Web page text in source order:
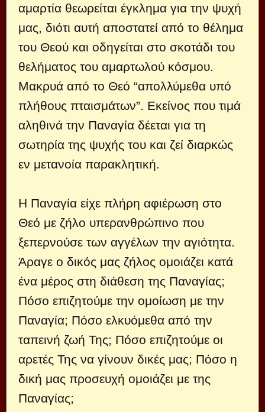
αμαρτία θεωρείται έγκλημα για την ψυχή
μας, διότι αυτή αποστατεί από το θέλημα
του Θεού και οδηγείται στο σκοτάδι του
θελήματος του αμαρτωλού κόσμου.
Μακρυά από το Θεό “απολλύμεθα υπό
πλήθους πταισμάτων”. Εκείνος που τιμά
αληθινά την Παναγία δέεται για τη
σωτηρία της ψυχής του και ζεί διαρκώς
εν μετανοία παρακλητική.
Η Παναγία είχε πλήρη αφιέρωση στο
Θεό με ζήλο υπερανθρώπινο που
ξεπερνούσε των αγγέλων την αγιότητα.
Άραγε ο δικός μας ζήλος ομοιάζει κατά
ένα μέρος στη διάθεση της Παναγίας;
Πόσο επιζητούμε την ομοίωση με την
Παναγία; Πόσο ελκυόμεθα από την
ταπεινή ζωή Της; Πόσο επιζητούμε οι
αρετές Της να γίνουν δικές μας; Πόσο η
δική μας προσευχή ομοιάζει με της
Παναγίας;